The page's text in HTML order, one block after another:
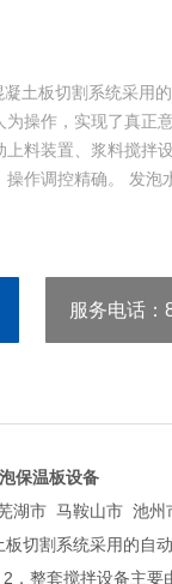
土板切割系统采用
操作，实现了真正
料装置、浆料搅拌
作调控精确。 发
服务电话：
保温板设备
湖市 马鞍山市
切割系统采用的自
整套搅拌设备主